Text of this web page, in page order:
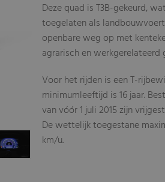
Deze quad is T3B-gekeurd,
toegelaten als
openbare weg op met
agrarisch en werkgerelateerd
Voor het rijden is een T-
minimumleeftijd is 16 jaar.
van vóór 1 juli 2015 zijn
De wettelijk toegestane
km/u.